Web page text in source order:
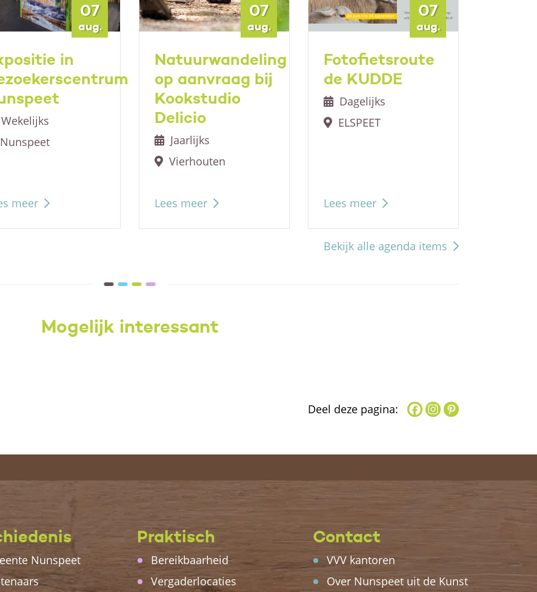
07
aug.
in
Wekelijks
Nunspeet
meer
07
aug.
Natuurwandeling
op aanvraag bij
Kookstudio
Delicio
Jaarlijks
Vierhouten
Lees meer
07
aug.
Fotofietsroute
de KUDDE
Dagelijks
ELSPEET
Lees meer
Bekijk alle agenda items
Mogelijk interessant
Deel deze pagina:
Nunspeet
Praktisch
Bereikbaarheid
Vergaderlocaties
Contact
VVV kantoren
Over Nunspeet uit de Kunst